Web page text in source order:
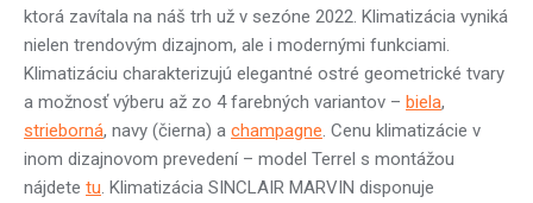
ktorá zavítala na náš trh už v sezóne 2022. Klimatizácia vyniká
nielen trendovým dizajnom, ale i modernými funkciami.
Klimatizáciu charakterizujú elegantné ostré geometrické tvary
a možnosť výberu až zo 4 farebných variantov – biela,
strieborná, navy (čierna) a champagne . Cenu klimatizácie v
inom dizajnovom prevedení – model Terrel s montážou
nájdete tu . Klimatizácia SINCLAIR MARVIN disponuje